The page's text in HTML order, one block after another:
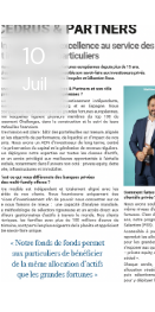
10
Juil